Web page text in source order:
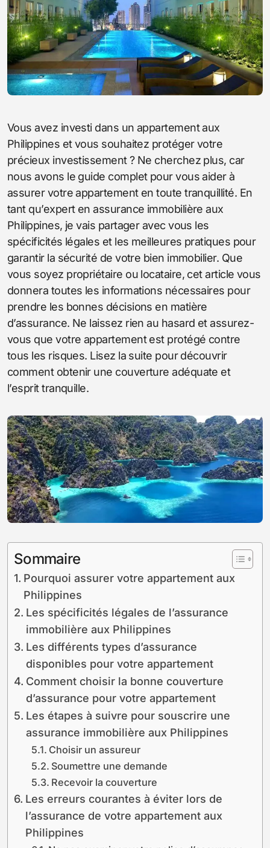
Vous avez investi dans un appartement aux
Philippines et vous souhaitez protéger votre
précieux investissement ? Ne cherchez plus, car
nous avons le guide complet pour vous aider à
assurer votre appartement en toute tranquillité. En
tant qu’expert en assurance immobilière aux
Philippines, je vais partager avec vous les
spécificités légales et les meilleures pratiques pour
garantir la sécurité de votre bien immobilier. Que
vous soyez propriétaire ou locataire, cet article vous
donnera toutes les informations nécessaires pour
prendre les bonnes décisions en matière
d’assurance. Ne laissez rien au hasard et assurez-
vous que votre appartement est protégé contre
tous les risques. Lisez la suite pour découvrir
comment obtenir une couverture adéquate et
l’esprit tranquille.
Sommaire
Pourquoi assurer votre appartement aux
Philippines
Les spécificités légales de l’assurance
immobilière aux Philippines
Les différents types d’assurance
disponibles pour votre appartement
Comment choisir la bonne couverture
d’assurance pour votre appartement
Les étapes à suivre pour souscrire une
assurance immobilière aux Philippines
Choisir un assureur
Soumettre une demande
Recevoir la couverture
Les erreurs courantes à éviter lors de
l’assurance de votre appartement aux
Philippines